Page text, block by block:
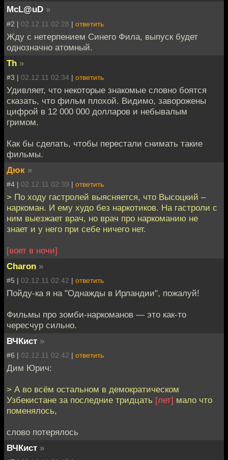
McL@uD »
#2 | 02.12.11 02:28 | ответить
Жду с нетерпением Синего Фила, выпуск будет
однозначно атомный.
Th »
#3 | 02.12.11 02:34 | ответить
Удивляет, что некоторые знакомые словно боятся
сказать, что фильм плохой. Видимо, заворожены
цифрой в 12 000 000 долларов и небывалым
гримом.
Как бы сделать, чтобы перестали снимать такие
фильмы.
Дюк »
#4 | 02.12.11 02:39 | ответить
> По ходу гастролей выясняется, что Высоцкий –
наркоман. И ему худо без наркотиков. На гастроли с
ним выезжает врач, но врач про наркоманию не
знает и у него при себе ничего нет.
[воет в ночи]
Charon »
#5 | 02.12.11 02:42 | ответить
Пойду-ка я на "Однажды в Ирландии", пожалуй!
Фильмы про зомби-наркоманов — это как-то
чересчур сильно.
ВЧКист »
#6 | 02.12.11 02:42 | ответить
Дим Юрич:
> А во всём остальном в демократическом
Узбекистане за последние тридцать [лет] мало что
поменялось,
слово потерялось
ВЧКист »